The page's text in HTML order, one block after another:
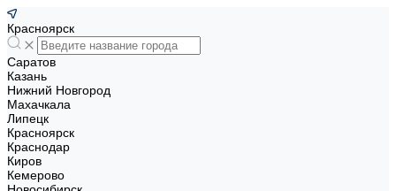
Красноярск
Саратов
Казань
Нижний Новгород
Махачкала
Липецк
Красноярск
Краснодар
Киров
Кемерово